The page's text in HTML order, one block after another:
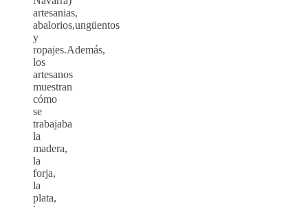
artesanias,
abalorios,ungüentos
y
ropajes.Además,
los
artesanos
muestran
cómo
se
trabajaba
la
madera,
la
forja,
la
plata,